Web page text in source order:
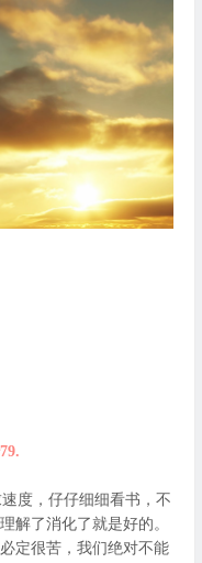
度，仔仔细细看书，不
解了消化了就是好的。
定很苦，我们绝对不能